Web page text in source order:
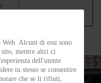
Alcuni di essi sono
sito, mentre altri ci
dell'utente
tu stesso se consentire
che se li rifiuti,